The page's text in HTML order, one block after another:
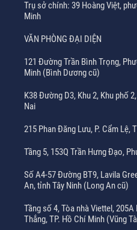
Trụ sở chính: 39 Hoàng Việt,
Minh
VĂN PHÒNG ĐẠI DIỆN
121 Đường Trần Bình Trọng,
Minh (Bình Dương cũ)
K38 Đường D3, Khu 2, Khu phố
Nai
215 Phan Đăng Lưu, P. Cẩm Lệ,
Tầng 5, 153Q Trần Hưng Đạo,
Số A4-57 Đường BT9, Lavila
An, tỉnh Tây Ninh (Long An cũ)
Tầng số 4, Tòa nhà Viettel,
Thắng, TP. Hồ Chí Minh (Vũng